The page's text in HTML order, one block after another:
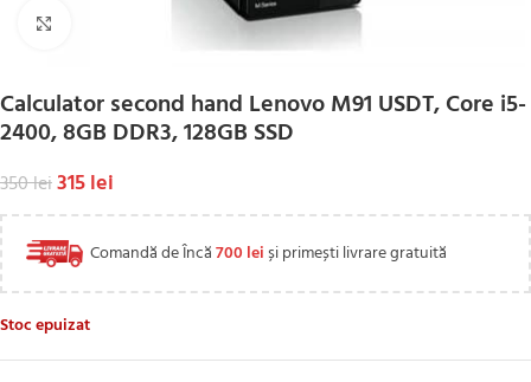
Calculator second hand Lenovo M91 USDT, Core i5-
2400, 8GB DDR3, 128GB SSD
350lei315lei
Comandă de Încă700 leiși primești livrare gratuită
Stoc epuizat